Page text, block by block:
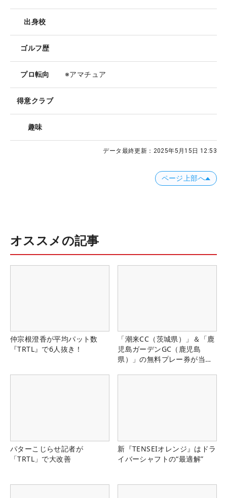
出身校
ゴルフ歴
プロ転向 ※アマチュア
得意クラブ
趣味
データ最終更新： 2025年5月15日 12:53
ページ上部へ
オススメの記事
仲宗根澄香が平均パット数
『TRTL』で6人抜き！
「潮来CC（茨城県）」＆「鹿
児島ガーデンGC（鹿児島
県）」の無料プレー券が当た
パターこじらせ記者が
「TRTL」で大改善
新『TENSEIオレンジ』はドラ
イバーシャフトの“最適解”